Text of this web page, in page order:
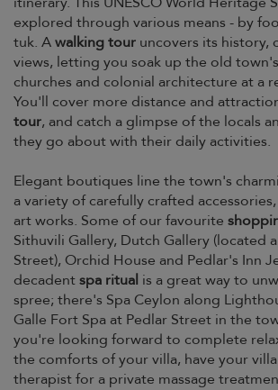
explored through various means - by
tuk. Awalking tour uncovers its history,
views, letting you soak up the old
churches and colonial architecture at a
You'll cover more distance and
tour, and catch a glimpse of the locals
they go about with their daily activities.
Elegant boutiques line the town's
a variety of carefully crafted
art works. Some of our favourite
Sithuvili Gallery, Dutch Gallery (located
Street), Orchid House and Pedlar's Inn
decadentspa ritual is a great way to
spree; there's Spa Ceylon along
Galle Fort Spa at Pedlar Street in the
you're looking forward to complete
the comforts of your villa, have your
therapist for a private massage